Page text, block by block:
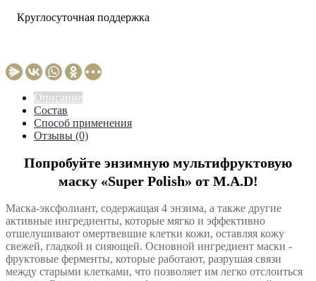
Круглосуточная поддержка
Описание
Состав
Способ применения
Отзывы (0)
Попробуйте энзимную мультифруктовую
маску «Super Polish» от M.A.D!
Маска-эксфолиант, содержащая 4 энзима, а также другие
активные ингредиенты, которые мягко и эффективно
отшелушивают омертвевшие клетки кожи, оставляя кожу
свежей, гладкой и сияющей. Основной ингредиент маски -
фруктовые ферменты, которые работают, разрушая связи
между старыми клетками, что позволяет им легко отслоиться